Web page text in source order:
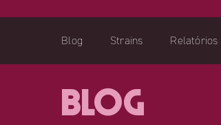
Blog Strains Relatórios
Blog